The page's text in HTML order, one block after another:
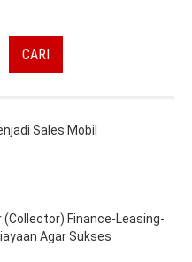
CARI
Sales Mobil
(Collector) Finance-Leasing-
Agar Sukses